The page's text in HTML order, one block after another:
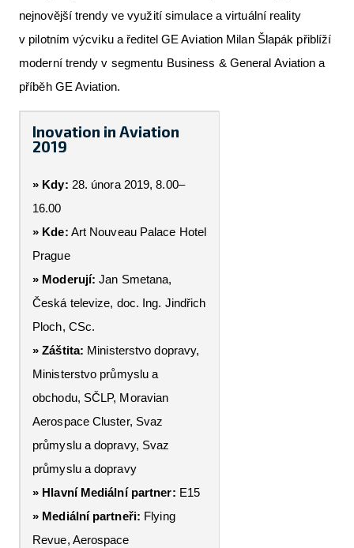
nejnovější trendy ve využití simulace a virtuální reality
v pilotním výcviku a ředitel GE Aviation Milan Šlapák přiblíží
moderní trendy v segmentu Business & General Aviation a
příběh GE Aviation.
Inovation in Aviation
2019
» Kdy: 28. února 2019, 8.00–
16.00
» Kde: Art Nouveau Palace Hotel
Prague
» Moderují: Jan Smetana,
Česká televize, doc. Ing. Jindřich
Ploch, CSc.
» Záštita: Ministerstvo dopravy,
Ministerstvo průmyslu a
obchodu, SČLP, Moravian
Aerospace Cluster, Svaz
průmyslu a dopravy, Svaz
průmyslu a dopravy
» Hlavní Mediální partner: E15
» Mediální partneři: Flying
Revue, Aerospace